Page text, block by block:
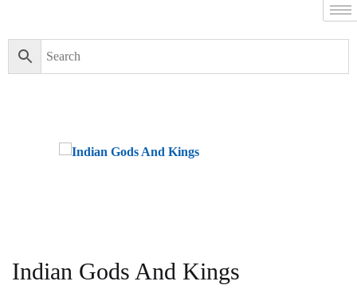
Indian Gods And Kings